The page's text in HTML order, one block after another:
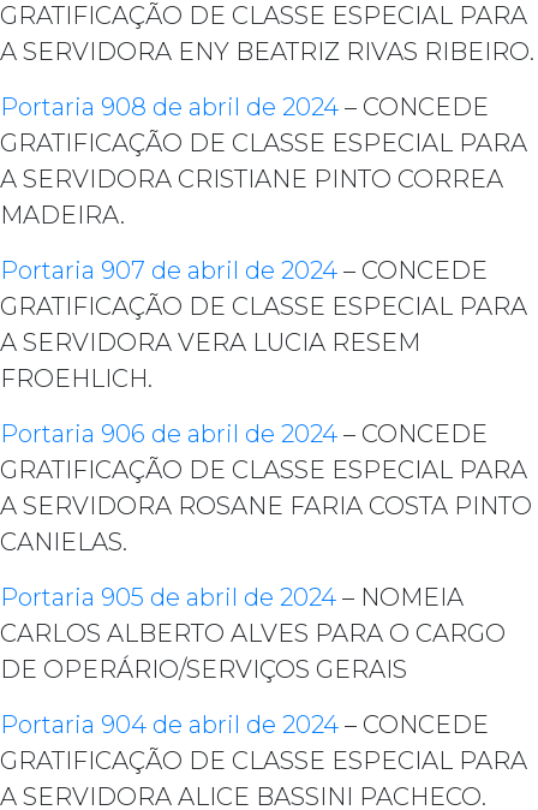
GRATIFICAÇÃO DE CLASSE ESPECIAL PARA
A SERVIDORA ENY BEATRIZ RIVAS RIBEIRO.
Portaria 908 de abril de 2024 – CONCEDE
GRATIFICAÇÃO DE CLASSE ESPECIAL PARA
A SERVIDORA CRISTIANE PINTO CORREA
MADEIRA.
Portaria 907 de abril de 2024 – CONCEDE
GRATIFICAÇÃO DE CLASSE ESPECIAL PARA
A SERVIDORA VERA LUCIA RESEM
FROEHLICH.
Portaria 906 de abril de 2024 – CONCEDE
GRATIFICAÇÃO DE CLASSE ESPECIAL PARA
A SERVIDORA ROSANE FARIA COSTA PINTO
CANIELAS.
Portaria 905 de abril de 2024 – NOMEIA
CARLOS ALBERTO ALVES PARA O CARGO
DE OPERÁRIO/SERVIÇOS GERAIS
Portaria 904 de abril de 2024 – CONCEDE
GRATIFICAÇÃO DE CLASSE ESPECIAL PARA
A SERVIDORA ALICE BASSINI PACHECO.